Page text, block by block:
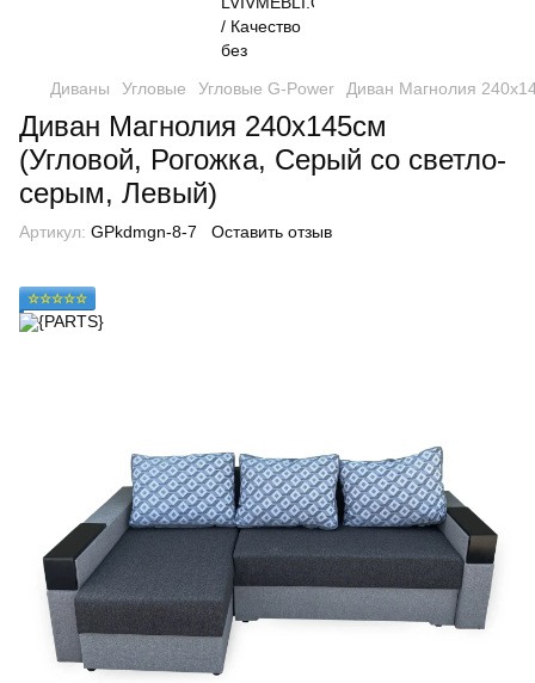
Диваны Угловые Угловые G-Power Диван Магнолия
Диван Магнолия 240х145см
(Угловой, Рогожка, Серый со светло-
серым, Левый)
Артикул: GPkdmgn-8-7 Оставить отзыв
☆☆☆☆☆